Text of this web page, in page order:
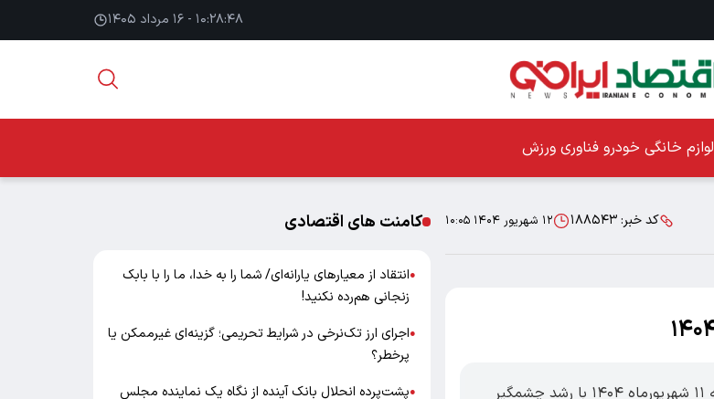
۱۰:۲۸:۴۹ - ۱۶ مرداد ۱۴۰۵
لوازم خانگی خودرو فناوری ورزش
کد خبر: ۱۸۸۵۴۳ ۱۲ شهریور ۱۴۰۴ ۱۰:۰۵
اقتصاد ایرانی: شاخص کل بورس در پایان معاملات روز سه‌شنبه ۱۱ شهریورماه ۱۴۰۴ با رشد چشمگیر
کامنت های اقتصادی
●انتقاد از معیارهای یارانه‌ای/ شما را به خدا، ما را با بابک
زنجانی هم‌رده نکنید!
●اجرای ارز تک‌نرخی در شرایط تحریمی؛ گزینه‌ای غیرممکن یا
پرخطر؟
●پشت‌پرده انحلال بانک آینده از نگاه یک نماینده مجلس